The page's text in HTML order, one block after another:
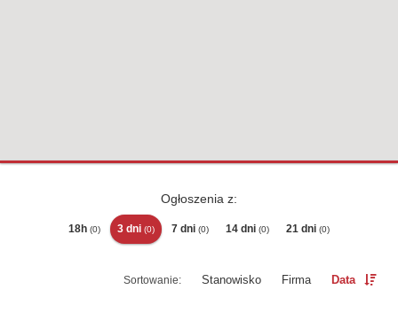
Ogłoszenia z:
18h (0) 3 dni (0) 7 dni (0) 14 dni (0) 21 dni (0)
Stanowisko Firma Data